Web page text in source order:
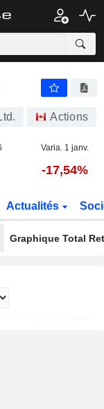
Actions
Varia. 1 janv.
-17,54%
Actualités
Graphique Total